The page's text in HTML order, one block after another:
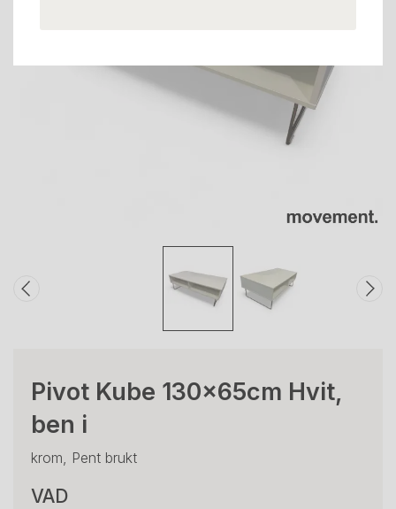
Pivot Kube 130x65cm Hvit,
ben i
krom, Pent brukt
VAD